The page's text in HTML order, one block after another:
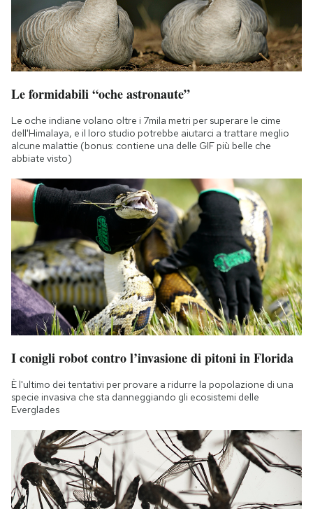
Le formidabili “oche astronaute”
Le oche indiane volano oltre i 7mila metri per superare le cime
dell'Himalaya, e il loro studio potrebbe aiutarci a trattare meglio
alcune malattie (bonus: contiene una delle GIF più belle che
abbiate visto)
I conigli robot contro l’invasione di pitoni in Florida
È l'ultimo dei tentativi per provare a ridurre la popolazione di una
specie invasiva che sta danneggiando gli ecosistemi delle
Everglades